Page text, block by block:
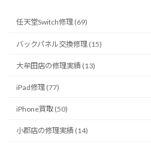
任天堂Switch修理 (69)
バックパネル交換修理 (15)
大牟田店の修理実績 (13)
iPad修理 (77)
iPhone買取 (50)
小郡店の修理実績 (14)